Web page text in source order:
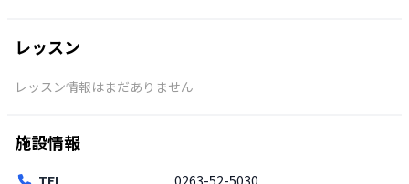
レッスン
レッスン情報はまだありません
施設情報
TEL 0263-52-5030